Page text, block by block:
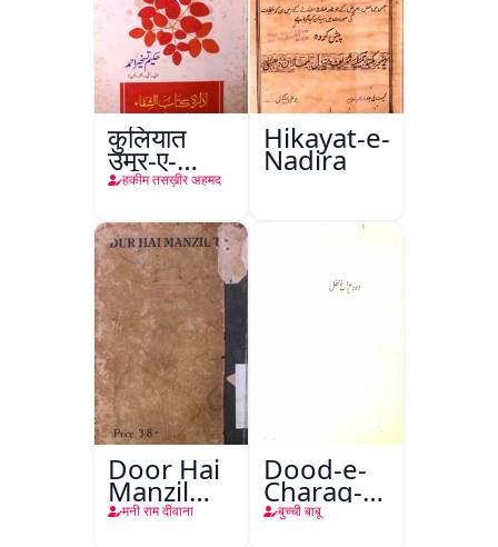
कुलियात
उमूर-ए-
तबीइया
हकीम तसख़ीर अहमद
Hikayat-e-
Nadira
Door Hai
Manzil
Teri
मनी राम दीवाना
Dood-e-
Charag-e-
Mahfil
बुच्ची बाबू